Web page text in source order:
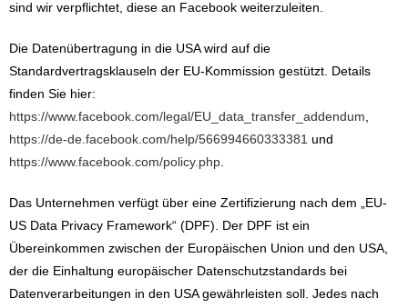
sind wir verpflichtet, diese an Facebook weiterzuleiten.
Die Datenübertragung in die USA wird auf die
Standardvertragsklauseln der EU-Kommission gestützt. Details
finden Sie hier:
https://www.facebook.com/legal/EU_data_transfer_addendum
https://de-de.facebook.com/help/566994660333381 und
https://www.facebook.com/policy.php
Das Unternehmen verfügt über eine Zertifizierung nach dem „EU-
US Data Privacy Framework“ (DPF). Der DPF ist ein
Übereinkommen zwischen der Europäischen Union und den USA,
der die Einhaltung europäischer Datenschutzstandards bei
Datenverarbeitungen in den USA gewährleisten soll. Jedes nach